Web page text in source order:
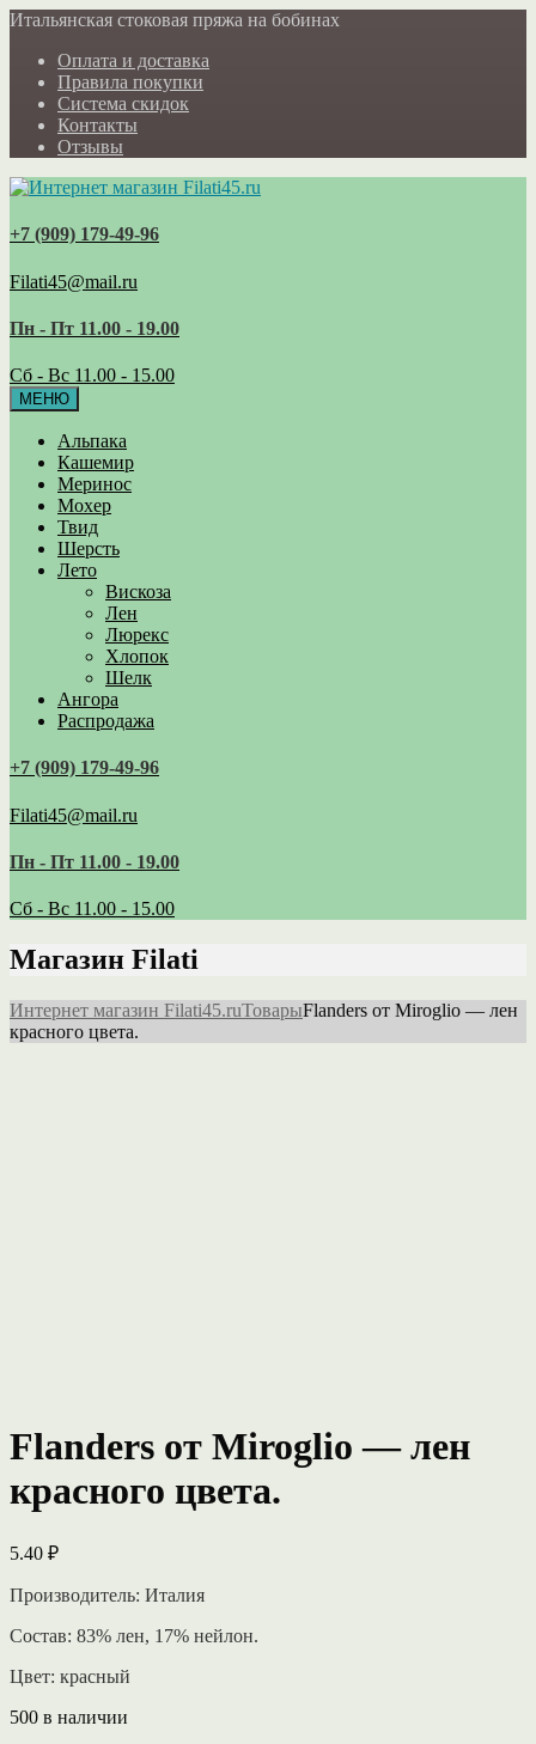
Итальянская стоковая пряжа на бобинах
Оплата и доставка
Правила покупки
Система скидок
Контакты
Отзывы
+7 (909) 179‑49-96
Filati45@mail.ru
Пн - Пт 11.00 - 19.00
Сб - Вс 11.00 - 15.00
МЕНЮ
Альпака
Кашемир
Меринос
Мохер
Твид
Шерсть
Лето
Вискоза
Лен
Люрекс
Хлопок
Шелк
Ангора
Распродажа
+7 (909) 179‑49-96
Filati45@mail.ru
Пн - Пт 11.00 - 19.00
Сб - Вс 11.00 - 15.00
Магазин Filati
Интернет магазин Filati45.ruТоварыFlanders от Miroglio — лен
красного цвета.
Flanders от Miroglio — лен
красного цвета.
5.40 ₽
Производитель: Италия
Состав: 83% лен, 17% нейлон.
Цвет: красный
500 в наличии